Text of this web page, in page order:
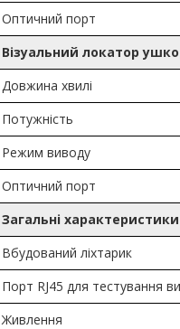
Оптичний порт
Візуальний локатор
Довжина хвилі
Потужність
Режим виводу
Оптичний порт
Загальні характеристики
Вбудований ліхтарик
Порт RJ45 для тестування
Живлення